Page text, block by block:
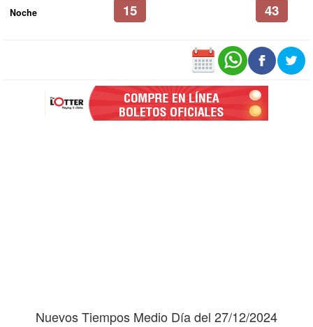
Noche 15 43
Nuevos Tiempos Medio Día del 27/12/2024